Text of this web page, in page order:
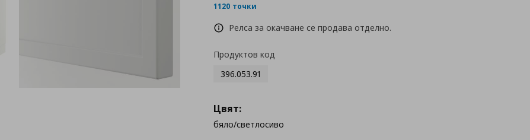
1120 точки
Релса за окачване се продава отделно.
Продуктов код
396.053.91
Цвят:
бяло/светлосиво